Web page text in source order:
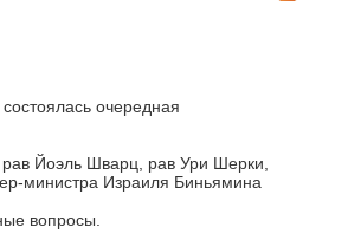
очередная
Йоэль Шварц, рав Ури Шерки,
министра Израиля Биньямина
вопросы.